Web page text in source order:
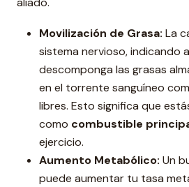
Movilización de Grasa: La
sistema nervioso, indicando
descomponga las grasas
en el torrente sanguíneo
libres. Esto significa que
como combustible
ejercicio.
Aumento Metabólico: Un
puede aumentar tu tasa